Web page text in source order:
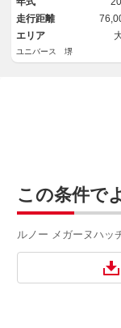
インチＡＷ ＥＴＣ車載
煙車
走行距離
エリア
ユニバース 堺
この条件で
ルノー メガーヌハッ